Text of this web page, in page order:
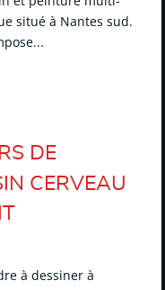
situé à Nantes sud.
DE
CERVEAU
à dessiner à